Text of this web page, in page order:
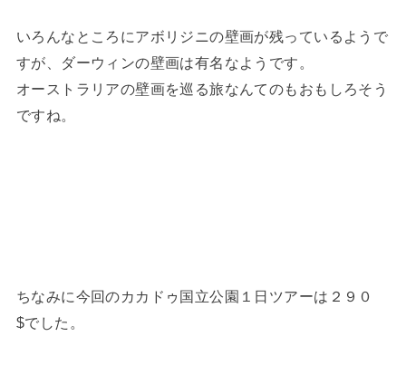
いろんなところにアボリジニの壁画が残っているようで
すが、ダーウィンの壁画は有名なようです。
オーストラリアの壁画を巡る旅なんてのもおもしろそう
ですね。
ちなみに今回のカカドゥ国立公園１日ツアーは２９０
$でした。